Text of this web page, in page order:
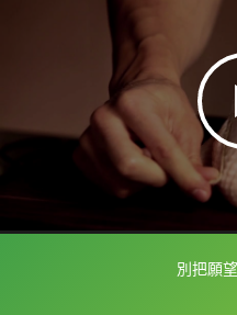
別把願
框選或點兩下字